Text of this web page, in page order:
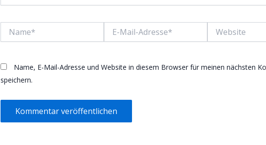
Mail-
Name, E-Mail-Adresse und Website in diesem Browser für meinen nächsten
speichern.